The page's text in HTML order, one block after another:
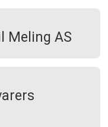
Meling AS